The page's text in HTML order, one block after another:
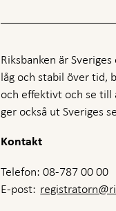
Riksbanken är
låg och stabil över tid,
och effektivt och se till
ger också ut Sveriges
Kontakt
Telefon: 08-787 00 00
E-post: